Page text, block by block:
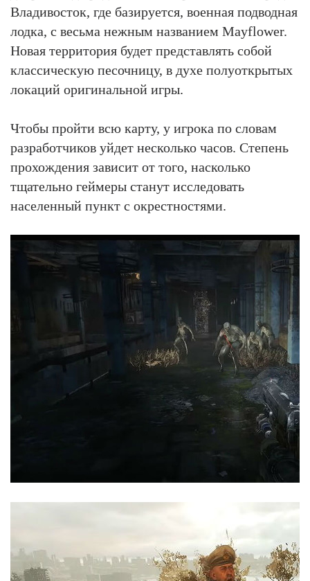
Владивосток, где базируется, военная подводная
лодка, с весьма нежным названием Mayflower.
Новая территория будет представлять собой
классическую песочницу, в духе полуоткрытых
локаций оригинальной игры.
Чтобы пройти всю карту, у игрока по словам
разработчиков уйдет несколько часов. Степень
прохождения зависит от того, насколько
тщательно геймеры станут исследовать
населенный пункт с окрестностями.